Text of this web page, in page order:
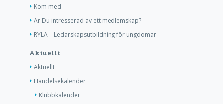
Kom med
Är Du intresserad av ett medlemskap?
RYLA – Ledarskapsutbildning för ungdomar
Aktuellt
Aktuellt
Händelsekalender
Klubbkalender